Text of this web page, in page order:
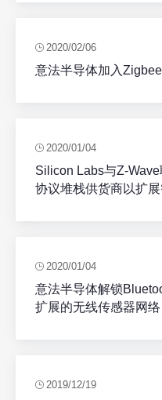
2020/02/06
意法半导体加入
2020/01/04
Silicon Labs与Z-
协议堆栈供货商以扩
2020/01/04
意法半导体解锁
扩展的无线传感器网络
2019/12/19